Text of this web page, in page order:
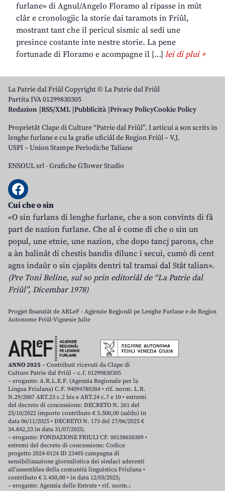
furlane» di Agnul/Angelo Floramo al ripasse in mût
clâr e cronologjic la storie dai taramots in Friûl,
mostrant tant che il pericul sismic al sedi une
presince costante inte nestre storie. La pene
fortunade di Floramo e acompagne il […] lei di plui +
La Patrie dal Friûl Copyright © La Patrie dal Friûl
Partita IVA 01299830305
Redazion RSS/XML Pubblicità Privacy PolicyCookie Policy
Proprietât Clape di Culture “Patrie dal Friûl”. I articui a son scrits in
lenghe furlane e cu la grafie uficiâl de Regjon Friûl – V.J.
USPI – Union Stampe Periodiche Taliane
ENSOUL srl-Grafiche GTower Studio
Cui che o sin
«O sin furlans di lenghe furlane, che a son convints di fâ
part de nazion furlane. Che al è come dî che o sin un
popul, une etnie, une nazion, che dopo tancj parons, che
a àn balinât di chestis bandis dilunc i secui, cumò di cent
agns indaûr o sin cjapâts dentri tal tramai dal Stât talian».
(Pre Toni Beline, sul so prin editoriâl de “La Patrie dal
Friûl”, Dicembar 1978)
Progjet finanziât de ARLeF - Agjenzie Regjonâl pe Lenghe Furlane e de Regjon
Autonome Friûl-Vignesie Julie
ANNO 2025 – Contributi ricevuti da Clape di
Culture Patrie dal Friûl – c.f. 01299830305
– erogante: A.R.L.E.F. (Agenzia Regionale per la
Lingua Friulana) C.F. 94094780304 • rif. norm. L.R.
N.29/2007 ART.23 c.2 bis e ART.24 c.7 e 10 • estremi
del decreto di concessione: DECRETO N. 261 del
25/10/2022 importo contributo € 3.500,00 (saldo) in
data 06/11/2025 • DECRETO N. 173 del 27/06/2025 €
34.842,23 in data 31/07/2025;
– erogante: FONDAZIONE FRIULI CF. 00158650309 •
estremi del decreto di concessione: Codice
progetto 2024-0124 ID 23405 campagna di
sensibilizzazione giornalistica dei sindaci aderenti
all’assemblea della comunità linguistica Friulana •
contributo € 3.450,00 • in data 12/05/2025;
– erogante: Agenzia delle Entrate • rif. norm.: